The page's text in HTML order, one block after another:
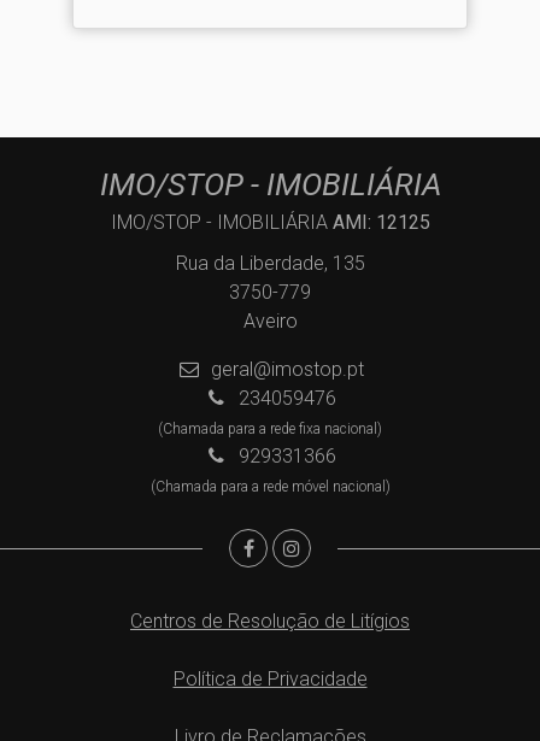
IMO/STOP - IMOBILIÁRIA
IMO/STOP - IMOBILIÁRIA AMI: 12125
Rua da Liberdade, 135
3750-779
Aveiro
geral@imostop.pt
234059476
(Chamada para a rede fixa nacional)
929331366
(Chamada para a rede móvel nacional)
Centros de Resolução de Litígios
Política de Privacidade